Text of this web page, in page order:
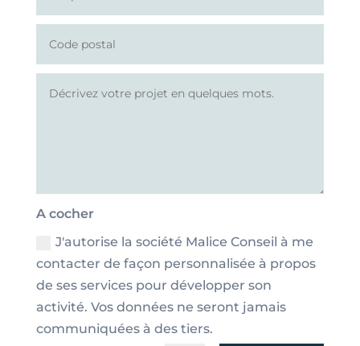
A cocher
J'autorise la société Malice Conseil à me
contacter de façon personnalisée à propos
de ses services pour développer son
activité. Vos données ne seront jamais
communiquées à des tiers.